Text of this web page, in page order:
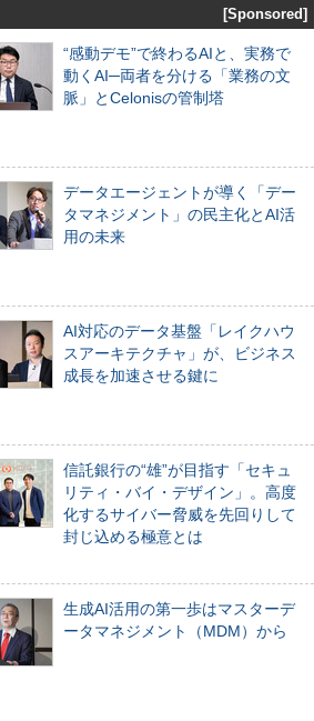
[Sponsored]
“感動デモ”で終わるAIと、実務で
動くAI─両者を分ける「業務の文
脈」とCelonisの管制塔
データエージェントが導く「デー
タマネジメント」の民主化とAI活
用の未来
AI対応のデータ基盤「レイクハウ
スアーキテクチャ」が、ビジネス
成長を加速させる鍵に
信託銀行の“雄”が目指す「セキュ
リティ・バイ・デザイン」。高度
化するサイバー脅威を先回りして
封じ込める極意とは
生成AI活用の第一歩はマスターデ
ータマネジメント（MDM）から